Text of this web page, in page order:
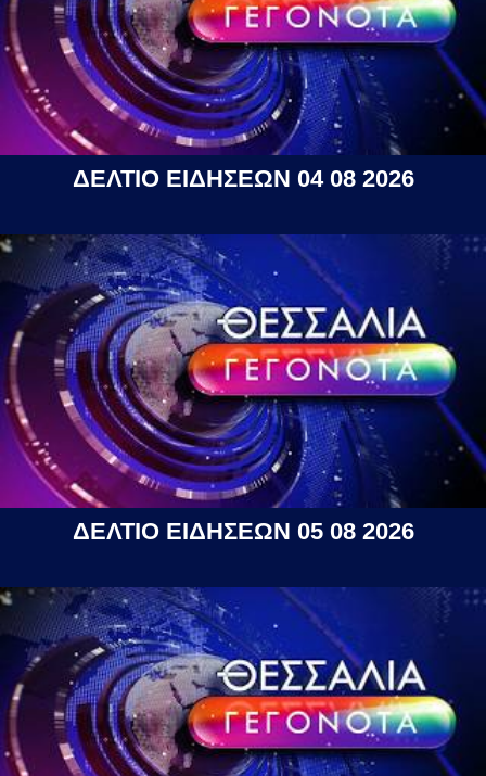
ΔΕΛΤΙΟ ΕΙΔΗΣΕΩΝ 04 08 2026
ΔΕΛΤΙΟ ΕΙΔΗΣΕΩΝ 05 08 2026